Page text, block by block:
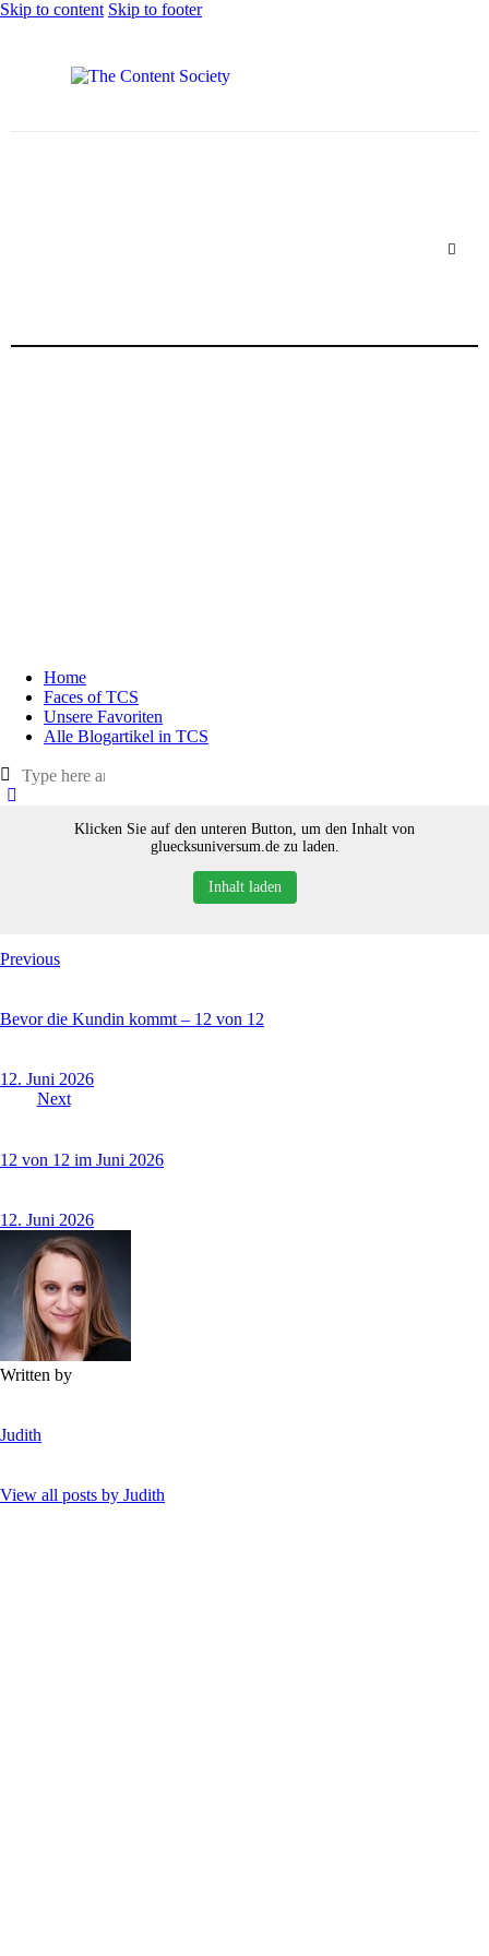
Skip to content Skip to footer
Home
Faces of TCS
Unsere Favoriten
Alle Blogartikel in TCS
Klicken Sie auf den unteren Button, um den Inhalt von
gluecksuniversum.de zu laden.
Inhalt laden
Previous
Bevor die Kundin kommt – 12 von 12
12. Juni 2026
Next
12 von 12 im Juni 2026
12. Juni 2026
Written by
Judith
View all posts by Judith